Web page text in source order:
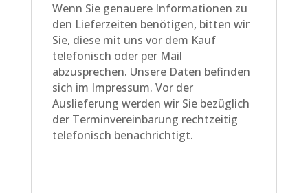
Wenn Sie genauere Informationen zu
den Lieferzeiten benötigen, bitten wir
Sie, diese mit uns vor dem Kauf
telefonisch oder per Mail
abzusprechen. Unsere Daten befinden
sich im Impressum. Vor der
Auslieferung werden wir Sie bezüglich
der Terminvereinbarung rechtzeitig
telefonisch benachrichtigt.